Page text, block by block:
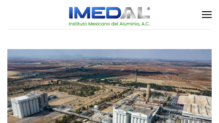
Skip to main content